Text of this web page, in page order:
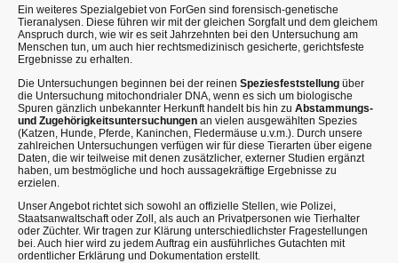
Ein weiteres Spezialgebiet von ForGen sind forensisch-genetische
Tieranalysen. Diese führen wir mit der gleichen Sorgfalt und dem gleichem
Anspruch durch, wie wir es seit Jahrzehnten bei den Untersuchung am
Menschen tun, um auch hier rechtsmedizinisch gesicherte, gerichtsfeste
Ergebnisse zu erhalten.
Die Untersuchungen beginnen bei der reinen Speziesfeststellung über
die Untersuchung mitochondrialer DNA, wenn es sich um biologische
Spuren gänzlich unbekannter Herkunft handelt bis hin zu Abstammungs-
und Zugehörigkeitsuntersuchungen an vielen ausgewählten Spezies
(Katzen, Hunde, Pferde, Kaninchen, Fledermäuse u.v.m.). Durch unsere
zahlreichen Untersuchungen verfügen wir für diese Tierarten über eigene
Daten, die wir teilweise mit denen zusätzlicher, externer Studien ergänzt
haben, um bestmögliche und hoch aussagekräftige Ergebnisse zu
erzielen.
Unser Angebot richtet sich sowohl an offizielle Stellen, wie Polizei,
Staatsanwaltschaft oder Zoll, als auch an Privatpersonen wie Tierhalter
oder Züchter. Wir tragen zur Klärung unterschiedlichster Fragestellungen
bei. Auch hier wird zu jedem Auftrag ein ausführliches Gutachten mit
ordentlicher Erklärung und Dokumentation erstellt.